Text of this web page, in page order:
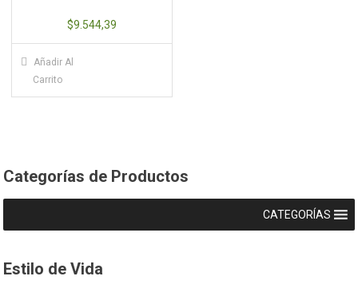
$9.544,39
Añadir Al
Carrito
Categorías de Productos
CATEGORÍAS
Estilo de Vida